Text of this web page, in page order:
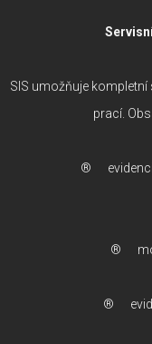
SIS umožňuje
prací.
® evidenci
®
®